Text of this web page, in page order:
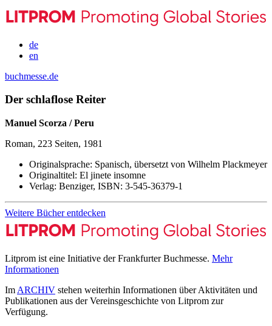
de
en
buchmesse.de
Der schlaflose Reiter
Manuel Scorza / Peru
Roman, 223 Seiten, 1981
Originalsprache: Spanisch, übersetzt von Wilhelm Plackmeyer
Originaltitel: El jinete insomne
Verlag: Benziger, ISBN: 3-545-36379-1
Weitere Bücher entdecken
Litprom ist eine Initiative der Frankfurter Buchmesse. Mehr
Informationen
Im ARCHIV stehen weiterhin Informationen über Aktivitäten und
Publikationen aus der Vereinsgeschichte von Litprom zur
Verfügung.